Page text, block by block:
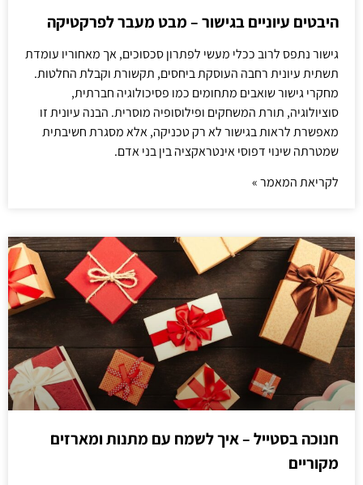
היבטים עיוניים בגישור – מבט מעבר לפרקטיקה
גישור נתפס לרוב ככלי מעשי לפתרון סכסוכים, אך מאחוריו עומדת
תשתית עיונית רחבה העוסקת ביחסים, תקשורת וקבלת החלטות.
מחקרי גישור שואבים מתחומים כמו פסיכולוגיה חברתית,
סוציולוגיה, תורת המשחקים ופילוסופיה מוסרית. הבנה עיונית זו
מאפשרת לראות בגישור לא רק טכניקה, אלא מסגרת חשיבתית
שמטרתה שינוי דפוסי אינטראקציה בין בני אדם.
לקריאת המאמר »
חנוכה בסטייל – איך לשמח עם מתנות ומארזים
מקוריים